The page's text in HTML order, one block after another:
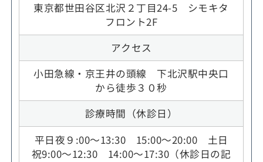
東京都世田谷区北沢２丁目24-5 シモキタ
フロント2F
アクセス
小田急線・京王井の頭線 下北沢駅中央口
から徒歩３０秒
診療時間（休診日）
平日夜９:00～13:30 15:00～20:00 土日
祝9:00～12:30 14:00～17:30（休診日の記